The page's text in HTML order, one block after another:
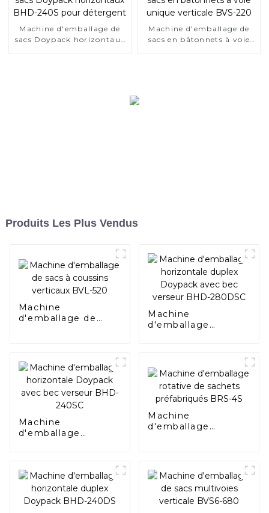
Machine d'emballage de
sacs Doypack horizontaux
Machine d'emballage de
sacs en bâtonnets à voie
Produits Les Plus Vendus
Machine
d'emballage de
Machine
d'emballage
280DSC
Machine
d'emballage
verseur BHD-240SC
Machine
d'emballage